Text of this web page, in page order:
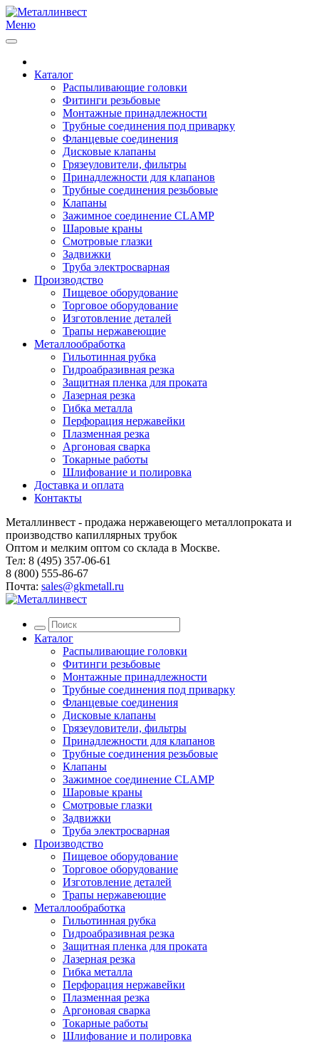
Меню
Каталог
Распыливающие головки
Фитинги резьбовые
Монтажные принадлежности
Трубные соединения под приварку
Фланцевые соединения
Дисковые клапаны
Грязеуловители, фильтры
Принадлежности для клапанов
Трубные соединения резьбовые
Клапаны
Зажимное соединение CLAMP
Шаровые краны
Смотровые глазки
Задвижки
Труба электросварная
Производство
Пищевое оборудование
Торговое оборудование
Изготовление деталей
Трапы нержавеющие
Металлообработка
Гильотинная рубка
Гидроабразивная резка
Защитная пленка для проката
Лазерная резка
Гибка металла
Перфорация нержавейки
Плазменная резка
Аргоновая сварка
Токарные работы
Шлифование и полировка
Доставка и оплата
Контакты
Металлинвест - продажа нержавеющего металлопроката и
производство капиллярных трубок
Оптом и мелким оптом со склада в Москве.
Тел: 8 (495) 357-06-61
8 (800) 555-86-67
Почта: sales@gkmetall.ru
Каталог
Распыливающие головки
Фитинги резьбовые
Монтажные принадлежности
Трубные соединения под приварку
Фланцевые соединения
Дисковые клапаны
Грязеуловители, фильтры
Принадлежности для клапанов
Трубные соединения резьбовые
Клапаны
Зажимное соединение CLAMP
Шаровые краны
Смотровые глазки
Задвижки
Труба электросварная
Производство
Пищевое оборудование
Торговое оборудование
Изготовление деталей
Трапы нержавеющие
Металлообработка
Гильотинная рубка
Гидроабразивная резка
Защитная пленка для проката
Лазерная резка
Гибка металла
Перфорация нержавейки
Плазменная резка
Аргоновая сварка
Токарные работы
Шлифование и полировка